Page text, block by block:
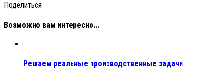
Поделиться
Возможно вам интересно...
Решаем реальные производственные задачи